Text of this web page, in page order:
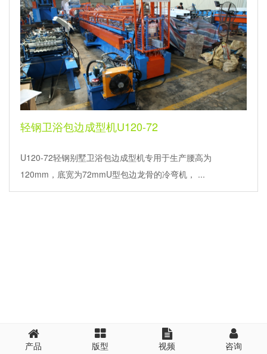
轻钢卫浴包边成型机U120-72
U120-72轻钢别墅卫浴包边成型机专用于生产腰高为
120mm，底宽为72mmU型包边龙骨的冷弯机， ...
产品 版型 视频 咨询